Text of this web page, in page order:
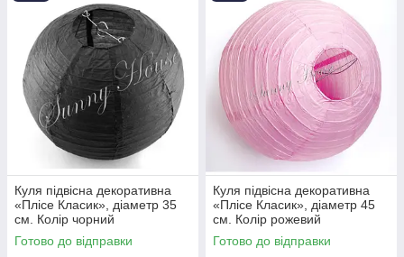
Куля підвісна декоративна
«Плісе Класик», діаметр 35
см. Колір чорний
Готово до відправки
Куля підвісна декоративна
«Плісе Класик», діаметр 45
см. Колір рожевий
Готово до відправки